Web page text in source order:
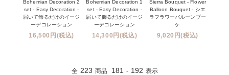
Bohemian Decoration 2
set - Easy Decoration -
届いて飾るだけのイージ
ーデコレーション
16,500円(税込)
Bohemian Decoration 1
set - Easy Decoration -
届いて飾るだけのイージ
ーデコレーション
14,300円(税込)
Sierra Bouquet - Flower
Balloon Bouquet - シエ
ラフラワーバルーンブー
ケ
9,020円(税込)
全 223 商品 181 - 192 表示